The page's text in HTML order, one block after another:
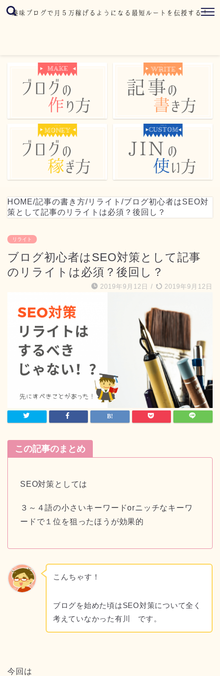
HOME/記事の書き方/リライト /ブログ初心者はSEO対
策として記事のリライトは必須？後回し？
リライト
ブログ初心者はSEO対策として記事
のリライトは必須？後回し？
2019年9月12日 / 2019年9月12日
この記事のまとめ
SEO対策としては
３～４語の小さいキーワードorニッチなキーワ
ードで１位を狙ったほうが効果的
こんちゃす！
ブログを始めた頃はSEO対策について全く
考えていなかった有川 です。
今回は